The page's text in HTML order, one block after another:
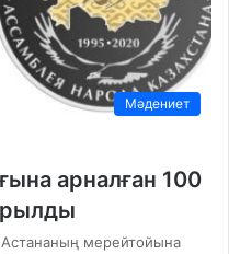
Мәдениет
арналған 100
Астананың мерейтойына